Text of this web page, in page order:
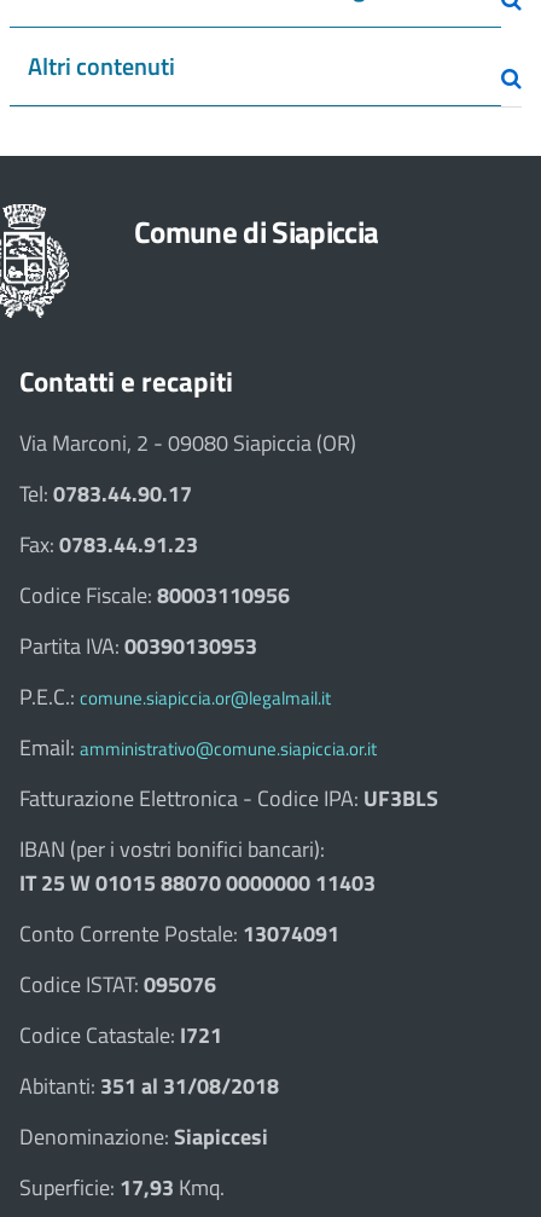
Altri contenuti
Comune di Siapiccia
Contatti e recapiti
Via Marconi, 2 - 09080 Siapiccia (OR)
Tel:0783.44.90.17
Fax:0783.44.91.23
Codice Fiscale:80003110956
Partita IVA:00390130953
P.E.C.: comune.siapiccia.or@legalmail.it
Email: amministrativo@comune.siapiccia.or.it
Fatturazione Elettronica - Codice IPA: UF3BLS
IBAN (per i vostri bonifici bancari):
IT 25 W 01015 88070 0000000 11403
Conto Corrente Postale: 13074091
Codice ISTAT:095076
Codice Catastale: I721
Abitanti: 351 al 31/08/2018
Denominazione:Siapiccesi
Superficie: 17,93 Kmq.